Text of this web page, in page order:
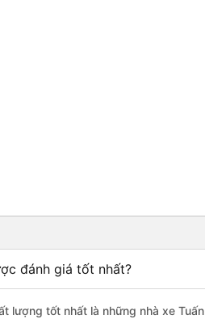
đánh giá tốt nhất?
lượng tốt nhất là những nhà xe Tuấn